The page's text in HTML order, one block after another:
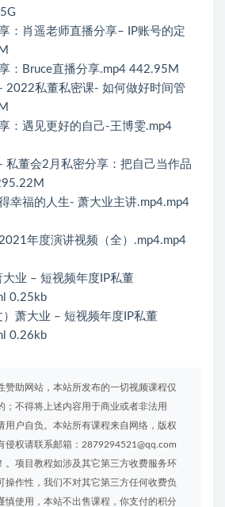
：肖遥老师直播分享– IP账号的定
：Bruce直播分享.mp4 442.95M
私董私密课- 如何做好时间管
：遇见更好的自己-王博雯.mp4
董会2月私密分享：把自己当作品
幸福的人生- 萧大业主讲.mp4.mp4
年度演讲视频（全）.mp4.mp4
业 – 短视频年度IP私董
0.25kb
萧大业 – 短视频年度IP私董
0.26kb
赞助网站，本站所发布的一切视频课程仅
；不得将上述内容用于商业或者非法用
用户自负。本站所有课程来自网络，版权
侵权请联系邮箱：2879294521@qq.com
。项目教程如涉及其它第三方收费服务环
操作性，我们不对其它第三方任何收费负
慎使用，本站不出售课程，你支付的积分